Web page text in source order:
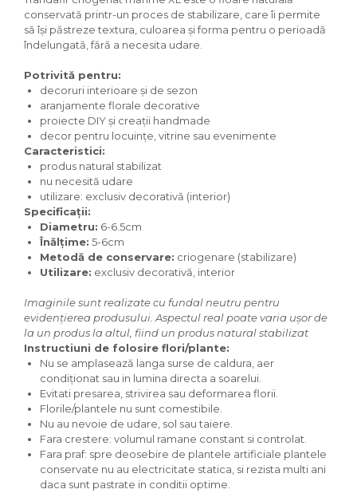
conservată printr-un proces de stabilizare, care îi permite
să își păstreze textura, culoarea și forma pentru o perioadă
îndelungată, fără a necesita udare.
Potrivită pentru:
decoruri interioare și de sezon
aranjamente florale decorative
proiecte DIY și creații handmade
decor pentru locuințe, vitrine sau evenimente
Caracteristici:
produs natural stabilizat
nu necesită udare
utilizare: exclusiv decorativă (interior)
Specificații:
Diametru: 6-6.5cm
Înălțime: 5-6cm
Metodă de conservare: criogenare (stabilizare)
Utilizare: exclusiv decorativă, interior
Imaginile sunt realizate cu fundal neutru pentru
evidențierea produsului. Aspectul real poate varia ușor de
la un produs la altul, fiind un produs natural stabilizat
Instructiuni de folosire flori/plante:
Nu se amplasează langa surse de caldura, aer
condiționat sau in lumina directa a soarelui.
Evitati presarea, strivirea sau deformarea florii.
Florile/plantele nu sunt comestibile.
Nu au nevoie de udare, sol sau taiere.
Fara crestere: volumul ramane constant si controlat.
Fara praf: spre deosebire de plantele artificiale plantele
conservate nu au electricitate statica, si rezista multi ani
daca sunt pastrate in conditii optime.